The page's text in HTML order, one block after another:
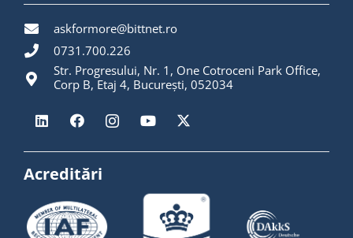
askformore@bittnet.ro
0731.700.226
Str. Progresului, Nr. 1, One Cotroceni Park Office,
Corp B, Etaj 4, București, 052034
Acreditări